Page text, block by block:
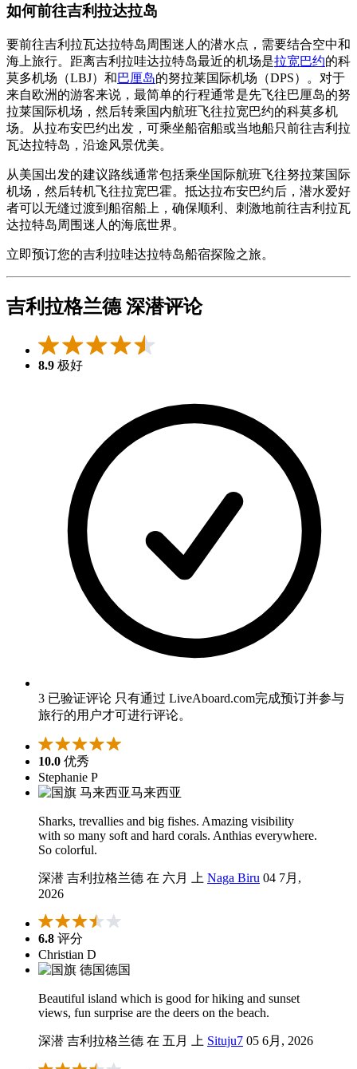
如何前往吉利拉达拉岛
要前往吉利拉瓦达拉特岛周围迷人的潜水点，需要结合空中和
海上旅行。距离吉利拉哇达拉特岛最近的机场是拉宽巴约的科
莫多机场（LBJ）和巴厘岛的努拉莱国际机场（DPS）。对于
来自欧洲的游客来说，最简单的行程通常是先飞往巴厘岛的努
拉莱国际机场，然后转乘国内航班飞往拉宽巴约的科莫多机
场。从拉布安巴约出发，可乘坐船宿船或当地船只前往吉利拉
瓦达拉特岛，沿途风景优美。
从美国出发的建议路线通常包括乘坐国际航班飞往努拉莱国际
机场，然后转机飞往拉宽巴霍。抵达拉布安巴约后，潜水爱好
者可以无缝过渡到船宿船上，确保顺利、刺激地前往吉利拉瓦
达拉特岛周围迷人的海底世界。
立即预订您的吉利拉哇达拉特岛船宿探险之旅。
吉利拉格兰德 深潜评论
8.9 极好
3 已验证评论 只有通过 LiveAboard.com完成预订并参与
旅行的用户才可进行评论。
10.0 优秀
Stephanie P
马来西亚
Sharks, trevallies and big fishes. Amazing visibility
with so many soft and hard corals. Anthias everywhere.
So colorful.
深潜 吉利拉格兰德 在 六月 上 Naga Biru 04 7月,
2026
6.8 评分
Christian D
德国
Beautiful island which is good for hiking and sunset
views, fun surprise are the deers on the beach.
深潜 吉利拉格兰德 在 五月 上 Situju7 05 6月, 2026